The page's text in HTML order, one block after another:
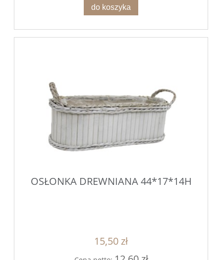
do koszyka
OSŁONKA DREWNIANA 44*17*14H
15,50 zł